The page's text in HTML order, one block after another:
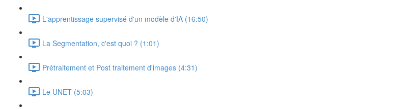
L'apprentissage supervisé d'un modèle d'IA (16:50)
La Segmentation, c'est quoi ? (1:01)
Prétraitement et Post traitement d'images (4:31)
Le UNET (5:03)